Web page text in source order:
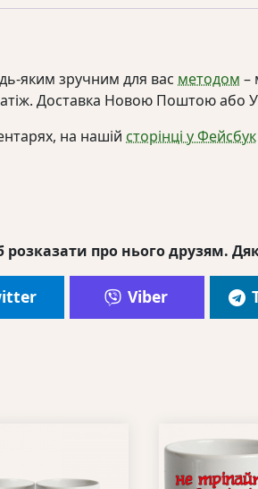
яким зручним для вас методом –
Доставка Новою Поштою або
на нашій сторінці у Фейсбук
про нього друзям.
Viber